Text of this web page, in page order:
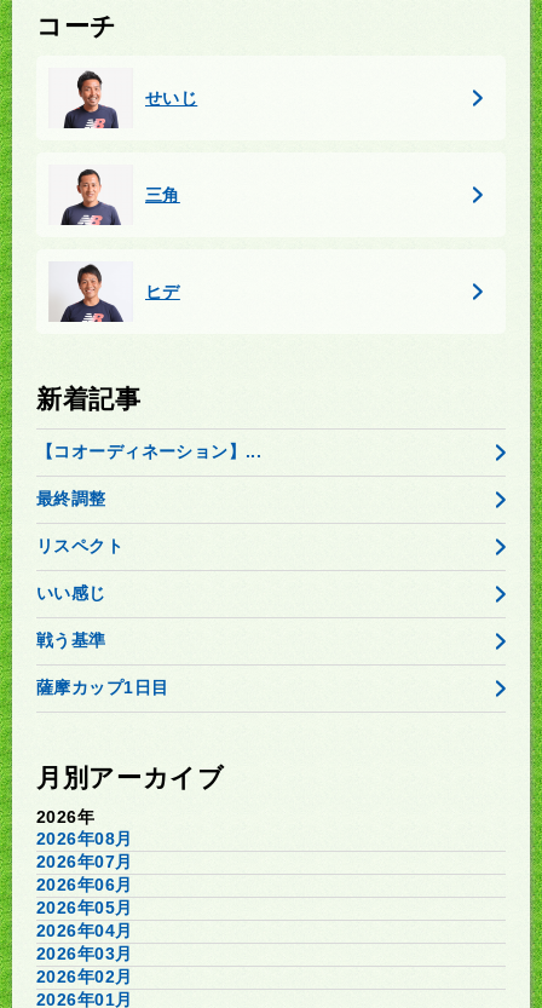
コーチ
せいじ
三角
ヒデ
新着記事
【コオーディネーション】...
最終調整
リスペクト
いい感じ
戦う基準
薩摩カップ1日目
月別アーカイブ
2026年
2026年08月
2026年07月
2026年06月
2026年05月
2026年04月
2026年03月
2026年02月
2026年01月